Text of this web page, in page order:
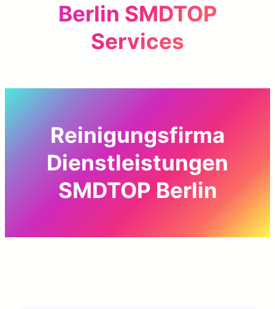
Berlin SMDTOP
Services
Reinigungsfirma
Dienstleistungen
SMDTOP Berlin